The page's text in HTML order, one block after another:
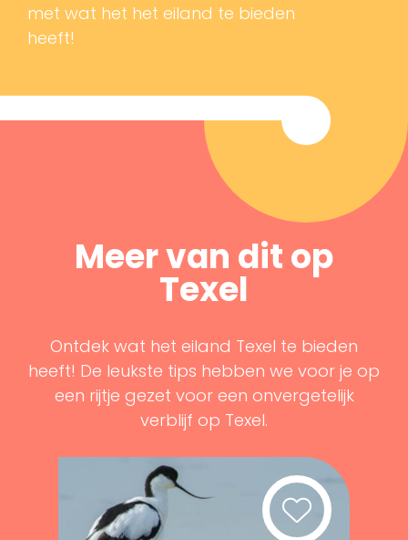
met wat het het eiland te bieden
heeft!
Meer van dit op
Texel
Ontdek wat het eiland Texel te bieden
heeft! De leukste tips hebben we voor je op
een rijtje gezet voor een onvergetelijk
verblijf op Texel.